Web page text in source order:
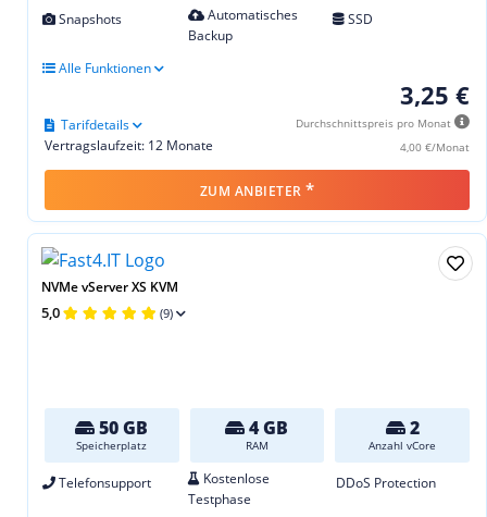
Snapshots
Automatisches
Backup
SSD
Alle Funktionen
3,25 €
Durchschnittspreis pro Monat
4,00 €/Monat
Vertragslaufzeit: 12 Monate
Tarifdetails
ZUM ANBIETER *
NVMe vServer XS KVM
5,0 (9)
50 GB
Speicherplatz
4 GB
RAM
2
Anzahl vCore
Telefonsupport
Kostenlose
Testphase
DDoS Protection